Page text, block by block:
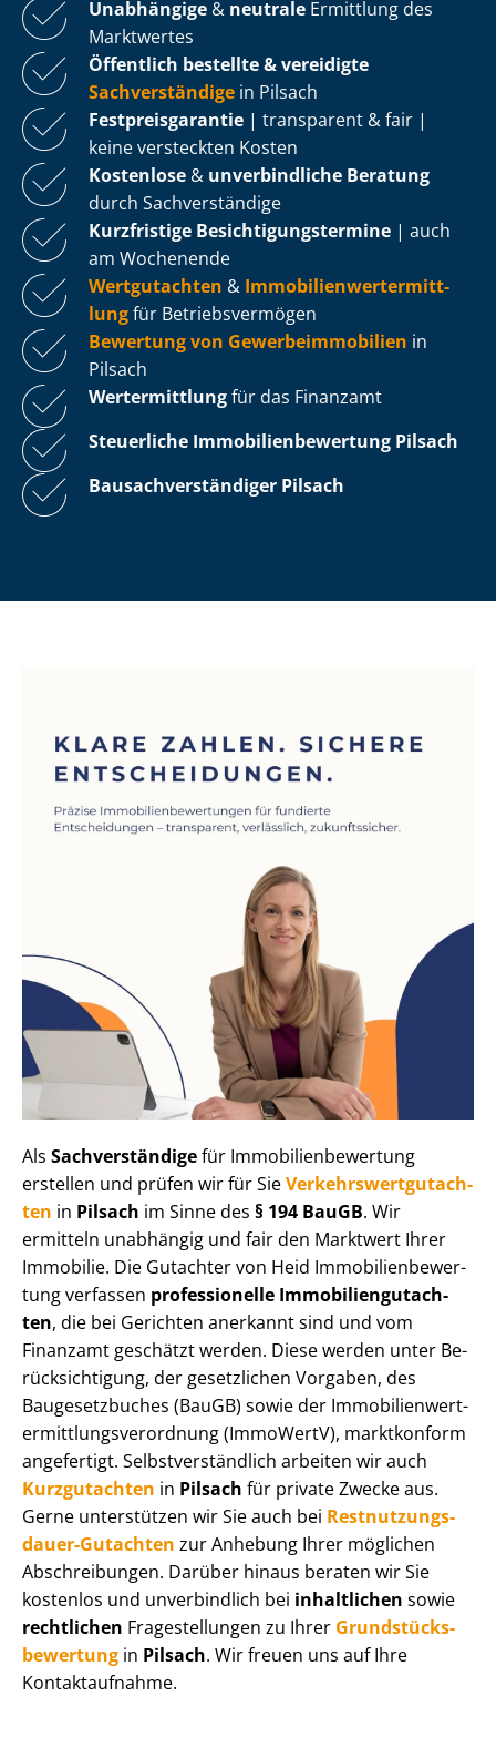
Unabhängige & neutrale Ermittlung des
Marktwertes
Öffentlich bestellte & vereidigte
Sachverständige in Pilsach
Fest­preis­ga­ran­tie | transparent & fair |
keine versteckten Kosten
Kostenlose & unverbindliche Beratung
durch Sachverständige
Kurzfristige Be­sich­ti­gungs­ter­mi­ne | auch
am Wochenende
Wertgutachten & Im­mo­bi­li­en­wert­ermitt­
lungfür Be­triebs­ver­mö­gen
Bewertung von Ge­wer­be­im­mo­bi­li­en in
Pilsach
Wertermittlungfür das Finanzamt
Steuerliche Im­mo­bi­li­en­be­wer­tung Pilsach
Bau­sach­ver­stän­di­ger Pilsach
Als Sachverständigefür Im­mo­bi­li­en­be­wer­tung
erstellen und prüfen wir für SieVer­kehrs­wert­gut­ach­
ten in Pilsach im Sinne des § 194 BauGB. Wir
ermitteln unabhängig und fair den Marktwert Ihrer
Immobilie. Die Gutachter von Heid Im­mo­bi­li­en­be­wer­
tung verfassen professionelle Im­mo­bi­li­en­gut­ach­
ten, die bei Gerichten anerkannt sind und vom
Finanzamt geschätzt werden. Diese werden unter Be­
rück­sich­ti­gung, der gesetzlichen Vorgaben, des
Baugesetzbuches (BauGB) sowie der Im­mo­bi­li­en­wert­
ermitt­lungs­ver­ord­nung (ImmoWertV), marktkonform
angefertigt. Selbst­ver­ständ­lich arbeiten wir auch
Kurzgutachten in Pilsach für private Zwecke aus.
Gerne unterstützen wir Sie auch bei Rest­nut­zungs­
dau­er-Gutachten zur Anhebung Ihrer möglichen
Abschreibungen. Darüber hinaus beraten wir Sie
kostenlos und unverbindlich bei inhaltlichen sowie
rechtlichen Fragestellungen zu Ihrer Grund­stücks­
be­wer­tung in Pilsach. Wir freuen uns auf Ihre
Kontaktaufnahme.